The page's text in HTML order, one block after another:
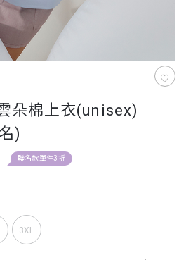
朵棉上衣(unisex)
)
聯名款單件3折
3XL